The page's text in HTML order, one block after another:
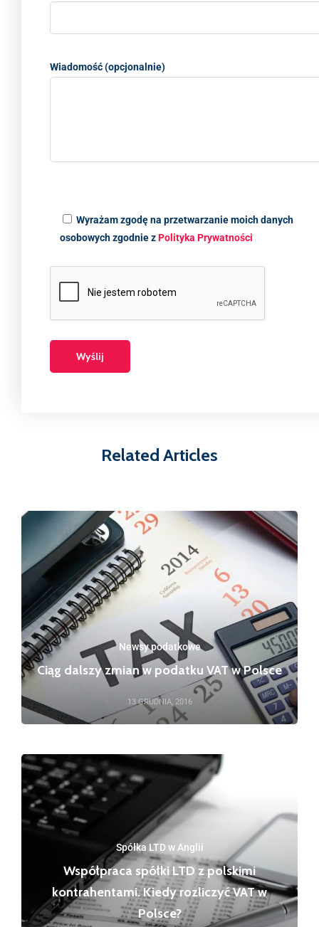
Wiadomość (opcjonalnie)
Wyrażam zgodę na przetwarzanie moich danych
osobowych zgodnie zPolityka Prywatności
Related Articles
Newsy podatkowe
Ciąg dalszy zmian w podatku VAT w Polsce
13 GRUDNIA, 2016
Spółka LTD w Anglii
Współpraca spółki LTD z polskimi
kontrahentami. Kiedy rozliczyć VAT w
Polsce?